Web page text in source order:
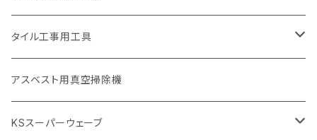
355mm（14インチ）
本体
電動切断機
本体
ダイヤモンドホイール
ブリック＆ブロック用切断機
穴あけ用工具
本体
低速回転
高速回転
付属品
撹拌羽根
タイル工事用工具
手動工具
押し切り（手動切断機
電動工具
アスベスト用真空掃除機
KSスーパーウェーブ